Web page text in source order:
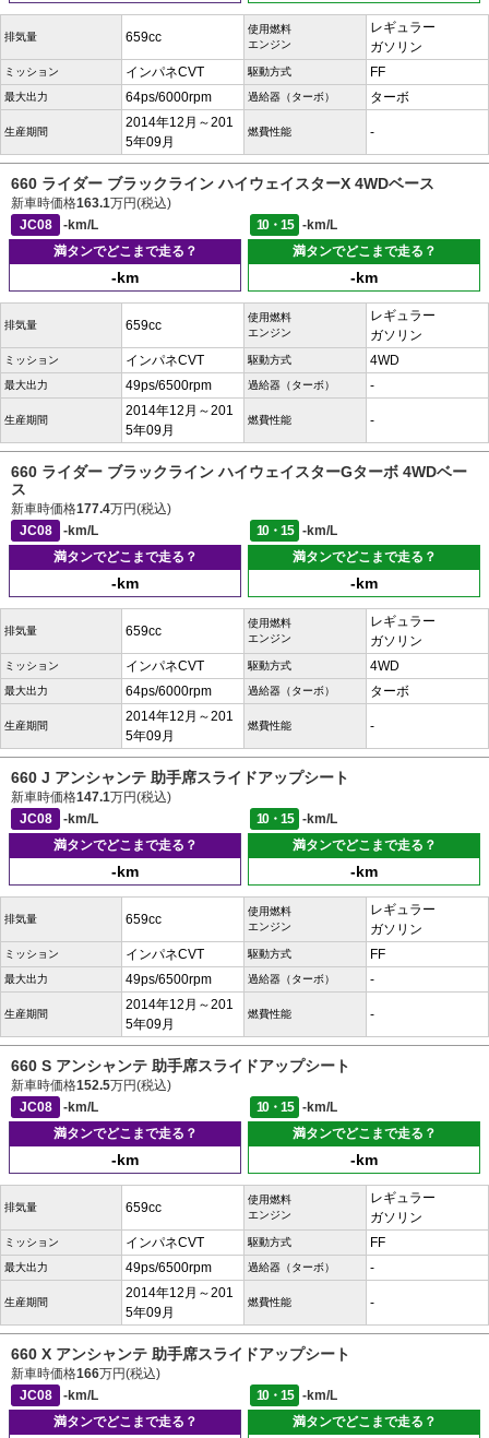
排気量 659cc
使用燃料
エンジン
レギュラー
ガソリン
ミッション インパネCVT 駆動方式 FF
最大出力 64ps/6000rpm 過給器（ターボ） ターボ
生産期間
2014年12月～201
5年09月
燃費性能 -
660 ライダー ブラックライン ハイウェイスターX 4WDベース
新車時価格163.1万円(税込)
JC08
-km/L 10・15
-km/L
満タンでどこまで走る？
-km
満タンでどこまで走る？
-km
排気量 659cc
使用燃料
エンジン
レギュラー
ガソリン
ミッション インパネCVT 駆動方式 4WD
最大出力 49ps/6500rpm 過給器（ターボ） -
生産期間
2014年12月～201
5年09月
燃費性能 -
660 ライダー ブラックライン ハイウェイスターGターボ 4WDベー
ス
新車時価格177.4万円(税込)
JC08
-km/L 10・15
-km/L
満タンでどこまで走る？
-km
満タンでどこまで走る？
-km
排気量 659cc
使用燃料
エンジン
レギュラー
ガソリン
ミッション インパネCVT 駆動方式 4WD
最大出力 64ps/6000rpm 過給器（ターボ） ターボ
生産期間
2014年12月～201
5年09月
燃費性能 -
660 J アンシャンテ 助手席スライドアップシート
新車時価格147.1万円(税込)
JC08
-km/L 10・15
-km/L
満タンでどこまで走る？
-km
満タンでどこまで走る？
-km
排気量 659cc
使用燃料
エンジン
レギュラー
ガソリン
ミッション インパネCVT 駆動方式 FF
最大出力 49ps/6500rpm 過給器（ターボ） -
生産期間
2014年12月～201
5年09月
燃費性能 -
660 S アンシャンテ 助手席スライドアップシート
新車時価格152.5万円(税込)
JC08
-km/L 10・15
-km/L
満タンでどこまで走る？
-km
満タンでどこまで走る？
-km
排気量 659cc
使用燃料
エンジン
レギュラー
ガソリン
ミッション インパネCVT 駆動方式 FF
最大出力 49ps/6500rpm 過給器（ターボ） -
生産期間
2014年12月～201
5年09月
燃費性能 -
660 X アンシャンテ 助手席スライドアップシート
新車時価格166万円(税込)
JC08
-km/L 10・15
-km/L
満タンでどこまで走る？
満タンでどこまで走る？